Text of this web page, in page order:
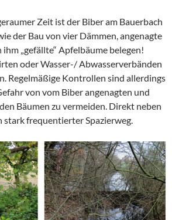
Zeit ist der Biber am Bauerbach
der Bau von vier Dämmen, angenagte
„gefällte“ Apfelbäume belegen!
oder Wasser-/ Abwasserverbänden
Regelmäßige Kontrollen sind allerdings
von vom Biber angenagten und
Bäumen zu vermeiden. Direkt neben
stark frequentierter Spazierweg.